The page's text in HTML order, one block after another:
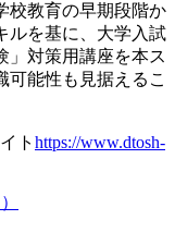
校教育の早期段階か
ルを基に、大学入試
」対策用講座を本ス
可能性も見据えるこ
ト https://www.dtosh-